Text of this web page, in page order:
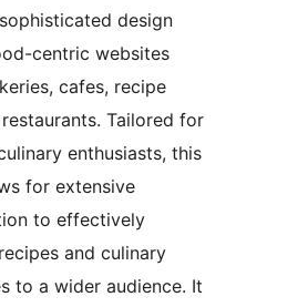
design
centric websites
cafes, recipe
Tailored for
enthusiasts, this
for extensive
to effectively
and culinary
to a wider audience. It